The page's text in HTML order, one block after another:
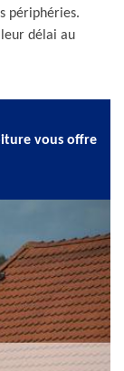
périphéries.
délai au
vous offre